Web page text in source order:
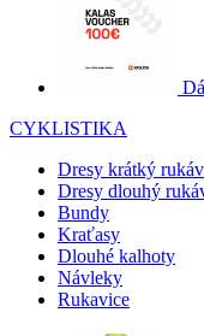
CYKLISTIKA
Dresy krátký rukáv
Dresy dlouhý
Bundy
Kraťasy
Dlouhé kalhoty
Návleky
Rukavice